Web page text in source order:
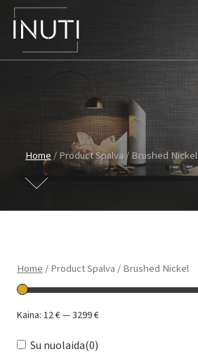
Main Navigation
Home/ Product Spalva / Brushed Nickel
Home/ Product Spalva / Brushed Nickel
Kaina: 12 €—3299 €
Su nuolaida(0)